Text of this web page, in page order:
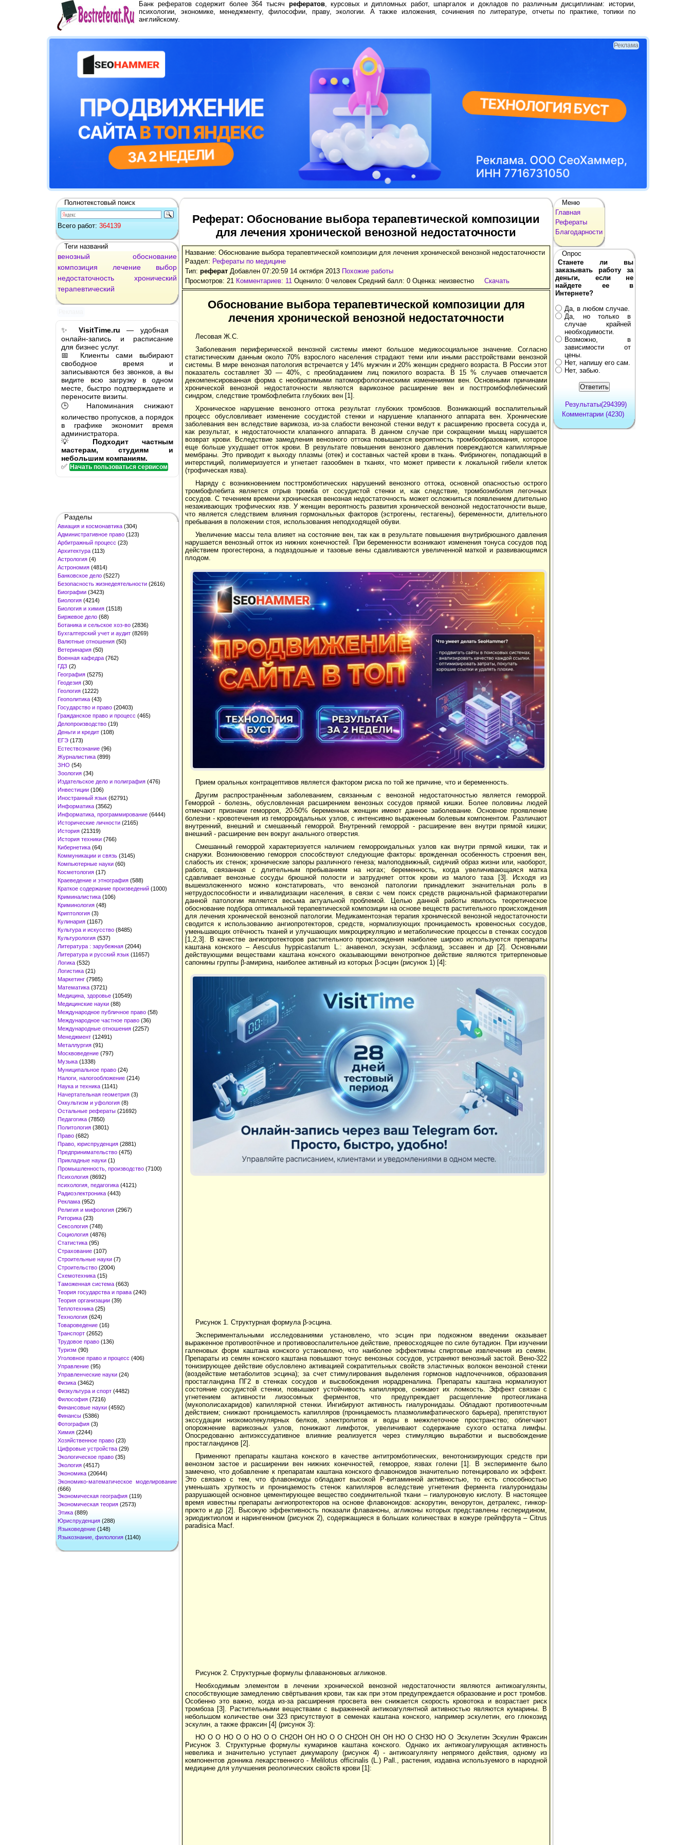
Банк рефератов содержит более 364 тысяч рефератов, курсовых и дипломных работ, шпаргалок и докладов по различным дисциплинам: истории,
психологии, экономике, менеджменту, философии, праву, экологии. А также изложения, сочинения по литературе, отчеты по практике, топики по
английскому.
Реклама
Полнотекстовый поиск
Всего работ: 364139
Теги названий
венозный
обоснование
композиция
лечение
выбор
недостаточность
хронический
терапевтический
✨ VisitTime.ru — удобная
онлайн-запись и расписание
для бизнес услуг.
📅 Клиенты сами выбирают
свободное время и
записываются без звонков, а вы
видите всю загрузку в одном
месте, быстро подтверждаете и
переносите визиты.
🕒 Напоминания снижают
количество пропусков, а порядок
в графике экономит время
администратора.
💡 Подходит частным
мастерам, студиям и
небольшим компаниям.
✅ Начать пользоваться сервисом
Разделы
Авиация и космонавтика (304)
Административное право (123)
Арбитражный процесс (23)
Архитектура (113)
Астрология (4)
Астрономия (4814)
Банковское дело (5227)
Безопасность жизнедеятельности (2616)
Биографии (3423)
Биология (4214)
Биология и химия (1518)
Биржевое дело (68)
Ботаника и сельское хоз-во (2836)
Бухгалтерский учет и аудит (8269)
Валютные отношения (50)
Ветеринария (50)
Военная кафедра (762)
ГДЗ (2)
География (5275)
Геодезия (30)
Геология (1222)
Геополитика (43)
Государство и право (20403)
Гражданское право и процесс (465)
Делопроизводство (19)
Деньги и кредит (108)
ЕГЭ (173)
Естествознание (96)
Журналистика (899)
ЗНО (54)
Зоология (34)
Издательское дело и полиграфия (476)
Инвестиции (106)
Иностранный язык (62791)
Информатика (3562)
Информатика, программирование (6444)
Исторические личности (2165)
История (21319)
История техники (766)
Кибернетика (64)
Коммуникации и связь (3145)
Компьютерные науки (60)
Косметология (17)
Краеведение и этнография (588)
Краткое содержание произведений (1000)
Криминалистика (106)
Криминология (48)
Криптология (3)
Кулинария (1167)
Культура и искусство (8485)
Культурология (537)
Литература : зарубежная (2044)
Литература и русский язык (11657)
Логика (532)
Логистика (21)
Маркетинг (7985)
Математика (3721)
Медицина, здоровье (10549)
Медицинские науки (88)
Международное публичное право (58)
Международное частное право (36)
Международные отношения (2257)
Менеджмент (12491)
Металлургия (91)
Москвоведение (797)
Музыка (1338)
Муниципальное право (24)
Налоги, налогообложение (214)
Наука и техника (1141)
Начертательная геометрия (3)
Оккультизм и уфология (8)
Остальные рефераты (21692)
Педагогика (7850)
Политология (3801)
Право (682)
Право, юриспруденция (2881)
Предпринимательство (475)
Прикладные науки (1)
Промышленность, производство (7100)
Психология (8692)
психология, педагогика (4121)
Радиоэлектроника (443)
Реклама (952)
Религия и мифология (2967)
Риторика (23)
Сексология (748)
Социология (4876)
Статистика (95)
Страхование (107)
Строительные науки (7)
Строительство (2004)
Схемотехника (15)
Таможенная система (663)
Теория государства и права (240)
Теория организации (39)
Теплотехника (25)
Технология (624)
Товароведение (16)
Транспорт (2652)
Трудовое право (136)
Туризм (90)
Уголовное право и процесс (406)
Управление (95)
Управленческие науки (24)
Физика (3462)
Физкультура и спорт (4482)
Философия (7216)
Финансовые науки (4592)
Финансы (5386)
Фотография (3)
Химия (2244)
Хозяйственное право (23)
Цифровые устройства (29)
Экологическое право (35)
Экология (4517)
Экономика (20644)
Экономико-математическое моделирование
(666)
Экономическая география (119)
Экономическая теория (2573)
Этика (889)
Юриспруденция (288)
Языковедение (148)
Языкознание, филология (1140)
Реферат: Обоснование выбора терапевтической композиции
для лечения хронической венозной недостаточности
Название: Обоснование выбора терапевтической композиции для лечения хронической венозной недостаточности
Раздел: Рефераты по медицине
Тип: реферат Добавлен 07:20:59 14 октября 2013 Похожие работы
Просмотров: 21 Комментариев: 11 Оценило: 0 человек Средний балл: 0 Оценка: неизвестно Скачать
Обоснование выбора терапевтической композиции для
лечения хронической венозной недостаточности
Лесовая Ж.C.
Заболевания периферической венозной системы имеют большое медикосоциальное значение. Согласно
статистическим данным около 70% взрослого населения страдают теми или иными расстройствами венозной
системы. В мире венозная патология встречается у 14% мужчин и 20% женщин среднего возраста. В России этот
показатель составляет 30 — 40%, с преобладанием лиц пожилого возраста. В 15 % случаев отмечается
декомпенсированная форма с необратимыми патоморфологическими изменениями вен. Основными причинами
хронической венозной недостаточности являются варикозное расширение вен и посттромбофлебический
синдром, следствие тромбофлебита глубоких вен [1].
Хроническое нарушение венозного оттока результат глубоких тромбозов. Возникающий воспалительный
процесс обусловливает изменение сосудистой стенки и нарушение клапанного аппарата вен. Хронические
заболевания вен вследствие варикоза, из-за слабости венозной стенки ведут к расширению просвета сосуда и,
как результат, к недостаточности клапанного аппарата. В данном случае при сокращении мышц нарушается
возврат крови. Вследствие замедления венозного оттока повышается вероятность тромбообразования, которое
еще больше ухудшает отток крови. В результате повышения венозного давления повреждаются капиллярные
мембраны. Это приводит к выходу плазмы (отек) и составных частей крови в ткань. Фибриноген, попадающий в
интерстиций, полимеризуется и угнетает газообмен в тканях, что может привести к локальной гибели клеток
(трофическая язва).
Наряду с возникновением посттромботических нарушений венозного оттока, основной опасностью острого
тромбофлебита является отрыв тромба от сосудистой стенки и, как следствие, тромбоэмболия легочных
сосудов. С течением времени хроническая венозная недостаточность может осложниться появлением длительно
незаживающих трофических язв. У женщин вероятность развития хронической венозной недостаточности выше,
что является следствием влияния гормональных факторов (эстрогены, гестагены), беременности, длительного
пребывания в положении стоя, использования неподходящей обуви.
Увеличение массы тела влияет на состояние вен, так как в результате повышения внутрибрюшного давления
нарушается венозный отток из нижних конечностей. При беременности возникают изменения тонуса сосудов под
действием прогестерона, а подвздошные и тазовые вены сдавливаются увеличенной маткой и развивающимся
плодом.
Реклама
Прием оральных контрацептивов является фактором риска по той же причине, что и беременность.
Другим распространённым заболеванием, связанным с венозной недостаточностью является геморрой.
Геморрой - болезнь, обусловленная расширением венозных сосудов прямой кишки. Более половины людей
отмечают признаки геморроя, 20-50% беременных женщин имеют данное заболевание. Основное проявление
болезни - кровотечения из геморроидальных узлов, с интенсивно выраженным болевым компонентом. Различают
внутренний, внешний и смешанный геморрой. Внутренний геморрой - расширение вен внутри прямой кишки;
внешний - расширение вен вокруг анального отверстия.
Смешанный геморрой характеризуется наличием геморроидальных узлов как внутри прямой кишки, так и
снаружи. Возникновению геморроя способствуют следующие факторы: врожденная особенность строения вен,
слабость их стенок; хронические запоры различного генеза; малоподвижный, сидячий образ жизни или, наоборот,
работа, связанная с длительным пребыванием на ногах; беременность, когда увеличивающаяся матка
сдавливает венозные сосуды брюшной полости и затрудняет отток крови из малого таза [3]. Исходя из
вышеизложенного можно констатировать, что венозной патологии принадлежит значительная роль в
нетрудоспособности и инвалидизации населения, в связи с чем поиск средств рациональной фармакотерапии
данной патологии является весьма актуальной проблемой. Целью данной работы явилось теоретическое
обоснование подбора оптимальной терапевтической композиции на основе веществ растительного происхождения
для лечения хронической венозной патологии. Медикаментозная терапия хронической венозной недостаточности
сводится к использованию ангиопротекторов, средств, нормализующих проницаемость кровеносных сосудов,
уменьшающих отёчность тканей и улучшающих микроциркуляцию и метаболические процессы в стенках сосудов
[1,2,3]. В качестве ангиопротекторов растительного происхождения наиболее широко используются препараты
каштана конского – Aesculus hyppicastanum L.: анавенол, эскузан, эсфлазид, эссавен и др [2]. Основными
действующими веществами каштана конского оказывающими венотропное действие являются тритерпеновые
сапонины группы β-амирина, наиболее активный из которых β-эсцин (рисунок 1) [4]:
Рисунок 1. Структурная формула β-эсцина.
Экспериментальными исследованиями установлено, что эсцин при подкожном введении оказывает
выраженное противоотёчное и противовоспалительное действие, превосходящее по силе бутадион. При изучении
галеновых форм каштана конского установлено, что наиболее эффективны спиртовые извлечения из семян.
Препараты из семян конского каштана повышают тонус венозных сосудов, устраняют венозный застой. Вено-322
тонизирующее действие обусловлено активацией сократительных свойств эластичных волокон венозной стенки
(воздействие метаболитов эсцина); за счет стимулирования выделения гормонов надпочечников, образования
простагландина ПГ2 в стенках сосудов и высвобождения норадреналина. Препараты каштана нормализуют
состояние сосудистой стенки, повышают устойчивость капилляров, снижают их ломкость. Эффект связан с
угнетением активности лизосомных ферментов, что предупреждает расщепление протеогликана
(мукополисахаридов) капиллярной стенки. Ингибируют активность гиалуронидазы. Обладают противоотечным
действием; снижают проницаемость капилляров (проницаемость плазмолимфатического барьера), препятствуют
экссудации низкомолекулярных белков, электролитов и воды в межклеточное пространство; облегчают
опорожнение варикозных узлов, понижают лимфоток, увеличивают содержание сухого остатка лимфы.
Опосредованно антиэкссудативное влияние реализуется через стимуляцию выработки и высвобождение
простагландинов [2].
Применяют препараты каштана конского в качестве антитромботических, венотонизирующих средств при
венозном застое и расширении вен нижних конечностей, геморрое, язвах голени [1]. В эксперименте было
замечено, что добавление к препаратам каштана конского флавоноидов значительно потенцировало их эффект.
Это связано с тем, что флавоноиды обладают высокой Р-витаминной активностью, то есть способностью
уменьшать хрупкость и проницаемость стенок капилляров вследствие угнетения фермента гиалуронидазы
разрушающей основное цементирующее вещество соединительной ткани – гиалуроновую кислоту. В настоящее
время известны препараты ангиопротекторов на основе флавоноидов: аскорутин, венорутон, детралекс, гинкор-
прокто и др [2]. Высокую эффективность показали флаваноны, агликоны которых представлены гесперидином,
эриодиктиолом и нарингенином (рисунок 2), содержащиеся в больших количествах в кожуре грейпфрута – Citrus
paradisica Macf.
Рисунок 2. Структурные формулы флаваноновых агликонов.
Необходимым элементом в лечении хронической венозной недостаточности являются антикоагулянты,
способствующие замедлению свёртывания крови, так как при этом предупреждается образование и рост тромбов.
Особенно это важно, когда из-за расширения просвета вен снижается скорость кровотока и возрастает риск
тромбоза [3]. Растительными веществами с выраженной антикоагулянтной активностью являются кумарины. В
небольшом количестве они 323 присутствуют в семенах каштана конского, например эскулетин, его глюкозид
эскулин, а также фраксин [4] (рисунок 3):
HO O O HO O O HO O O CH2OH OH HO O O CH2OH OH OH HO O CH3O HO O Эскулетин Эскулин Фраксин
Рисунок 3. Структурные формулы кумаринов каштана конского. Однако их антикоагулирующая активность
невелика и значительно уступает дикумаролу (рисунок 4) - антикоагулянту непрямого действия, одному из
компонентов донника лекарственного - Melilotus officinalis (L.) Pall., растения, издавна используемого в народной
медицине для улучшения реологических свойств крови [1]:
Меню
Главная
Рефераты
Благодарности
Опрос
Станете ли вы
заказывать работу за
деньги, если не
найдете ее в
Интернете?
Да, в любом случае.
Да, но только в
случае крайней
необходимости.
Возможно, в
зависимости от
цены.
Нет, напишу его сам.
Нет, забью.
Результаты(294399)
Комментарии (4230)